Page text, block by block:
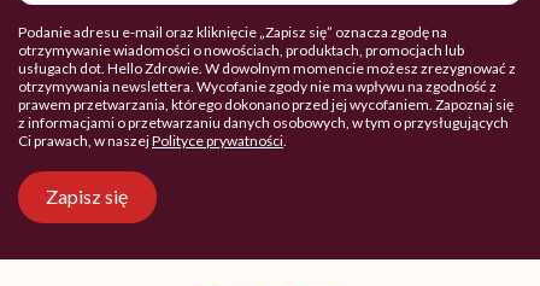
Podanie adresu e-mail oraz kliknięcie „Zapisz się” oznacza zgodę na
otrzymywanie wiadomości o nowościach, produktach, promocjach lub
usługach dot. Hello Zdrowie. W dowolnym momencie możesz zrezygnować z
otrzymywania newslettera. Wycofanie zgody nie ma wpływu na zgodność z
prawem przetwarzania, którego dokonano przed jej wycofaniem. Zapoznaj się
z informacjami o przetwarzaniu danych osobowych, w tym o przysługujących
Ci prawach, w naszejPolityce prywatności
Zapisz się